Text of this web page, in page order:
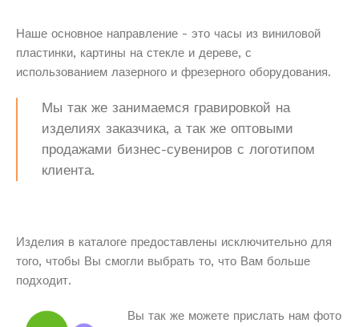
Наше основное направление - это часы из виниловой
пластинки, картины на стекле и дереве, с
использованием лазерного и фрезерного оборудования.
Мы так же занимаемся гравировкой на
изделиях заказчика, а так же оптовыми
продажами бизнес-сувениров с логотипом
клиента.
Изделия в каталоге предоставлены исключительно для
того, чтобы Вы смогли выбрать то, что Вам больше
подходит.
Вы так же можете прислать нам фото